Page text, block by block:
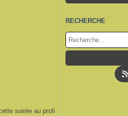
soirée au profi
RECHERCHE